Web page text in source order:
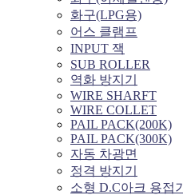
화구(LPG용)
어스 클램프
INPUT 잭
SUB ROLLER
역화 방지기
WIRE SHARFT
WIRE COLLET
PAIL PACK(200K)
PAIL PACK(300K)
자동 차광면
정격 방지기
소형 D.C아크 용접기